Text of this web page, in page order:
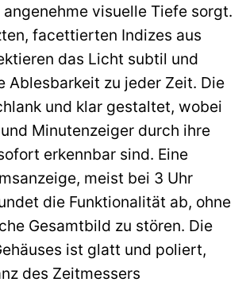
visuelle Tiefe sorgt.
facettierten Indizes aus
das Licht subtil und
Ablesbarkeit zu jeder Zeit. Die
und klar gestaltet, wobei
Minutenzeiger durch ihre
erkennbar sind. Eine
meist bei 3 Uhr
die Funktionalität ab, ohne
Gesamtbild zu stören. Die
ist glatt und poliert,
des Zeitmessers